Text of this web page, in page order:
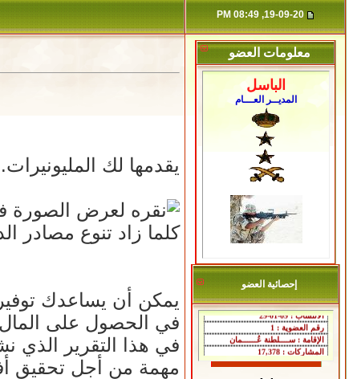
19-09-20, 08:49 PM
معلومات العضو
الباسل
المديــر العـــام
إحصائية العضو
يقدمها لك
كلما زاد تنوع مصادر
يمكن أن يساعدك
في الحصول على المال
في هذا التقرير الذي
مهمة من أجل تحقيق